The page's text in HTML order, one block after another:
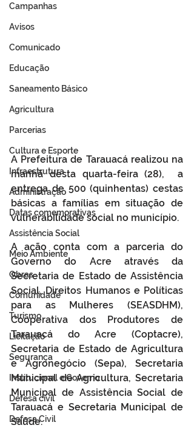
Campanhas
Avisos
Comunicado
Educação
Saneamento Básico
Agricultura
Parcerias
Cultura e Esporte
Infraestrutura
Administração
Datas comemorativas
Assistência Social
Meio Ambiente
Obras
Comunidade
Turismo
Licitação
Segurança
Institucional e Governo
Defesa cívil
Defesa Civil
A Prefeitura de Tarauacá realizou na
manhã desta quarta-feira (28),  a
entrega de 500 (quinhentas) cestas
básicas a famílias em situação de
vulnerabilidade social no município.
A ação conta com a parceria do
Governo do Acre através da
Secretaria de Estado de Assistência
Social, Direitos Humanos e Políticas
para as Mulheres (SEASDHM),
Cooperativa dos Produtores de
Tarauacá do Acre (Coptacre),
Secretaria de Estado de Agricultura
e Agronegócio (Sepa), Secretaria
Municipal de Agricultura, Secretaria
Municipal de Assistência Social de
Tarauacá e Secretaria Municipal de
Saúde.